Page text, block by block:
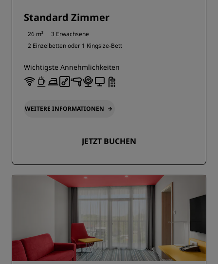
Standard Zimmer
26 m²
3 Erwachsene
2 Einzelbetten oder 1 Kingsize-Bett
Wichtigste Annehmlichkeiten
WEITERE INFORMATIONEN
JETZT BUCHEN